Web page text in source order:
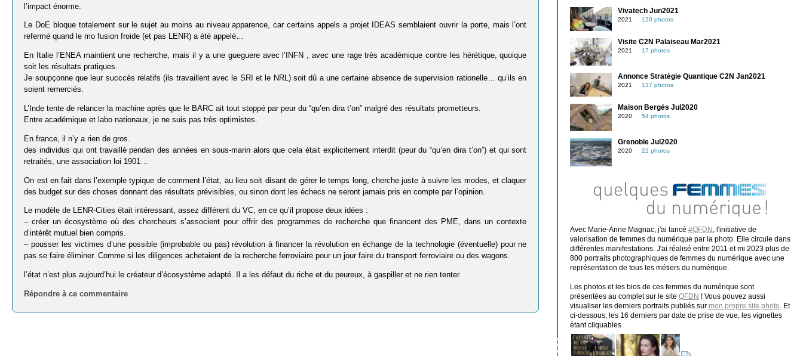
l’impact énorme.
Le DoE bloque totalement sur le sujet au moins au niveau apparence, car certains appels a projet IDEAS semblaient ouvrir la porte, mais l’ont
refermé quand le mo fusion froide (et pas LENR) a été appelé…
En Italie l’ENEA maintient une recherche, mais il y a une gueguere avec l’INFN , avec une rage très académique contre les hérétique, quoique
soit les résultats pratiques.
Je soupçonne que leur succcès relatifs (ils travaillent avec le SRI et le NRL) soit dû a une certaine absence de supervision rationelle… qu’ils en
soient remerciés.
L’Inde tente de relancer la machine après que le BARC ait tout stoppé par peur du “qu’en dira t’on” malgré des résultats prometteurs.
Entre académique et labo nationaux, je ne suis pas très optimistes.
En france, il n’y a rien de gros.
des individus qui ont travaillé pendan des années en sous-marin alors que cela était explicitement interdit (peur du “qu’en dira t’on”) et qui sont
retraités, une association loi 1901…
On est en fait dans l’exemple typique de comment l’état, au lieu soit disant de gérer le temps long, cherche juste à suivre les modes, et claquer
des budget sur des choses donnant des résultats prévisibles, ou sinon dont les échecs ne seront jamais pris en compte par l’opinion.
Le modèle de LENR-Cities était intéressant, assez différent du VC, en ce qu’il propose deux idées :
– créer un écosystème où des chercheurs s’associent pour offrir des programmes de recherche que financent des PME, dans un contexte
d’intérêt mutuel bien compris.
– pousser les victimes d’une possible (improbable ou pas) révolution à financer la révolution en échange de la technologie (éventuelle) pour ne
pas se faire éliminer. Comme si les diligences achetaient de la recherche ferroviaire pour un jour faire du transport ferroviaire ou des wagons.
l’état n’est plus aujourd’hui le créateur d’écosystème adapté. Il a les défaut du riche et du peureux, à gaspiller et ne rien tenter.
Répondre à ce commentaire
Vivatech Jun2021
2021 120 photos
Visite C2N Palaiseau Mar2021
2021 17 photos
Annonce Stratégie Quantique C2N Jan2021
2021 137 photos
Maison Bergès Jul2020
2020 54 photos
Grenoble Jul2020
2020 22 photos
Avec Marie-Anne Magnac, j'ai lancé #QFDN
, l'initiative de
valorisation de femmes du numérique par la photo. Elle circule dans
différentes manifestations. J'ai réalisé entre 2011 et mi 2023 plus de
800 portraits photographiques de femmes du numérique avec une
représentation de tous les métiers du numérique.
Les photos et les bios de ces femmes du numérique sont
présentées au complet sur le site QFDN ! Vous pouvez aussi
visualiser les derniers portraits publiés sur mon propre site photo . Et
ci-dessous, les 16 derniers par date de prise de vue, les vignettes
étant cliquables.